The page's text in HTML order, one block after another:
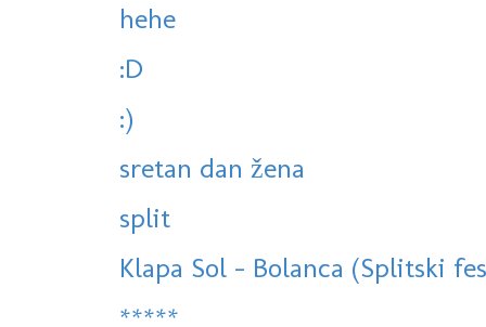
hehe
:D
:)
sretan dan žena
split
Klapa Sol - Bolanca (Splitski
*****